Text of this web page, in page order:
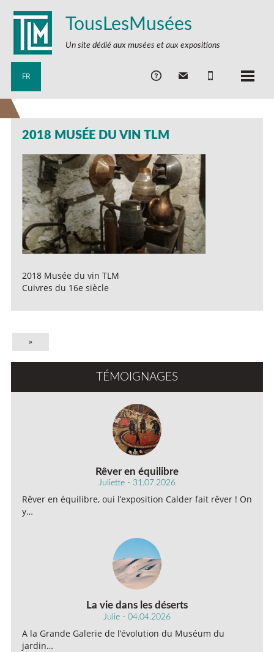
TousLesMusées
Un site dédié aux musées et aux expositions
FR
2018 MUSÉE DU VIN TLM
2018 Musée du vin TLM
Cuivres du 16e siècle
»
TÉMOIGNAGES
Rêver en équilibre
Juliette - 31.07.2026
Rêver en équilibre, oui l’exposition Calder fait rêver ! On
y…
La vie dans les déserts
Julie - 04.04.2026
A la Grande Galerie de l’évolution du Muséum du
jardin…